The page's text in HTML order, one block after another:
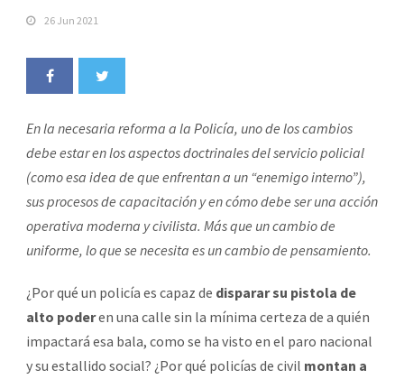
26 Jun 2021
En la necesaria reforma a la Policía, uno de los cambios
debe estar en los aspectos doctrinales del servicio policial
(como esa idea de que enfrentan a un “enemigo interno”),
sus procesos de capacitación y en cómo debe ser una acción
operativa moderna y civilista. Más que un cambio de
uniforme, lo que se necesita es un cambio de pensamiento.
¿Por qué un policía es capaz de disparar su pistola de
alto poderen una calle sin la mínima certeza de a quién
impactará esa bala, como se ha visto en el paro nacional
y su estallido social? ¿Por qué policías de civil montan a